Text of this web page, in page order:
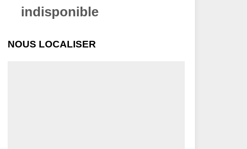
indisponible
NOUS LOCALISER